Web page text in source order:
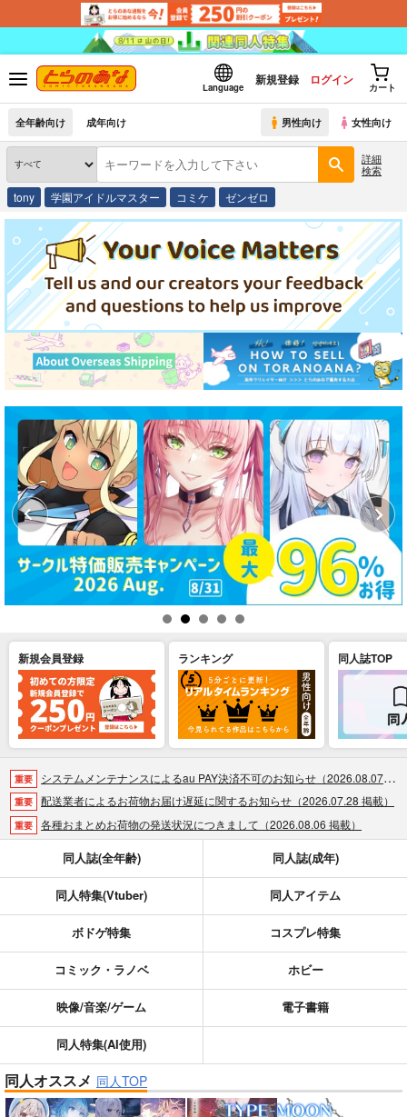
Language
新規登録 ログイン
カート
全年齢向け 成年向け 男性向け 女性向け
詳細
検索
tony 学園アイドルマスター コミケ ゼンゼロ
新規会員登録 ランキング 同人誌TOP
重要 システムメンテナンスによるau PAY決済不可のお知らせ（2026.08.07 掲載）
重要 配送業者によるお荷物お届け遅延に関するお知らせ（2026.07.28 掲載）
重要 各種おまとめお荷物の発送状況につきまして（2026.08.06 掲載）
おまとめサイクル「定期便(月2)」一般会員様の利用再開のお知らせ（2026.02.05 掲載）
重要 「とらのあな×駿河屋日本橋乙女同人誌館」通販店頭受取サービス開始のお知らせ（2026.01.05 更新｜2025.12.30 掲載）
【2025/12/1より】「通販ポイント⇒とらコイン変換キャンペーン」終了のお知らせ（2025.11.21 掲載）
個人情報保護方針の改定について（2025.09.19 更新｜2025.08.01 掲載）
重要 ポイント付与・管理体制改定のお知らせ（2024.11.20 掲載）
全てのお知らせを見る
同人誌(全年齢) 同人誌(成年)
同人特集(Vtuber) 同人アイテム
ボドゲ特集 コスプレ特集
コミック・ラノベ ホビー
映像/音楽/ゲーム 電子書籍
同人特集(AI使用)
同人オススメ 同人TOP